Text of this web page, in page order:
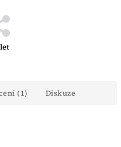
(1) Diskuze